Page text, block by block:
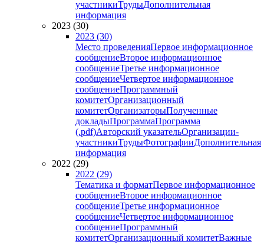
участникиТрудыДополнительная
информация
2023 (30)
2023 (30)
Место проведенияПервое информационное
сообщениеВторое информационное
сообщениеТретье информационное
сообщениеЧетвертое информационное
сообщениеПрограммный
комитетОрганизационный
комитетОрганизаторыПолученные
докладыПрограммаПрограмма
(.pdf)Авторский указательОрганизации-
участникиТрудыФотографииДополнительная
информация
2022 (29)
2022 (29)
Тематика и форматПервое информационное
сообщениеВторое информационное
сообщениеТретье информационное
сообщениеЧетвертое информационное
сообщениеПрограммный
комитетОрганизационный комитетВажные